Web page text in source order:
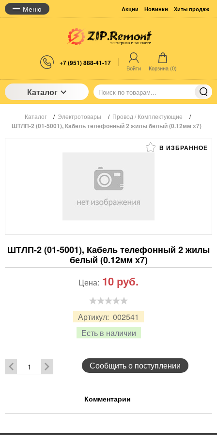
Меню Акции Новинки Хиты продаж
+7 (951) 888-41-17
Войти Корзина (0)
Каталог
Каталог / Электротовары / Провод / Комплектующие /
ШТЛП-2 (01-5001), Кабель телефонный 2 жилы белый (0.12мм х7)
В ИЗБРАННОЕ
ШТЛП-2 (01-5001), Кабель телефонный 2 жилы
белый (0.12мм х7)
Артикул: 002541
Есть в наличии
Цена: 10 руб.
Сообщить о поступлении
Комментарии